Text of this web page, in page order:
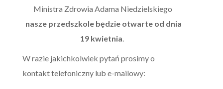
Ministra Zdrowia Adama Niedzielskiego
nasze przedszkole będzie otwarte od dnia
19 kwietnia.
W razie jakichkolwiek pytań prosimy o
kontakt telefoniczny lub e-mailowy: